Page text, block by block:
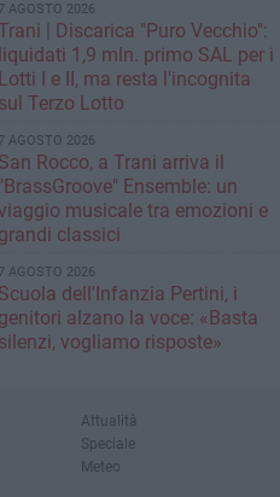
7 AGOSTO 2026
| Discarica "Puro Vecchio":
liquidati 1,9 mln. primo SAL per i
Lotti I e II, ma resta l'incognita
sul Terzo Lotto
7 AGOSTO 2026
San Rocco, a Trani arriva il
"BrassGroove" Ensemble: un
musicale tra emozioni e
grandi classici
7 AGOSTO 2026
Scuola dell'Infanzia Pertini, i
genitori alzano la voce: «Basta
silenzi, vogliamo risposte»
Attualità
Speciale
Meteo